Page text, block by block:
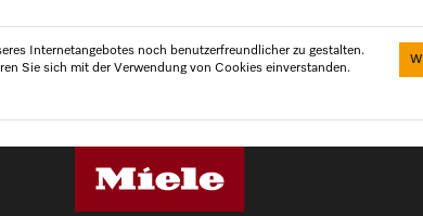
Internetangebotes noch benutzerfreundlicher zu gestalten.
Sie sich mit der Verwendung von Cookies einverstanden.